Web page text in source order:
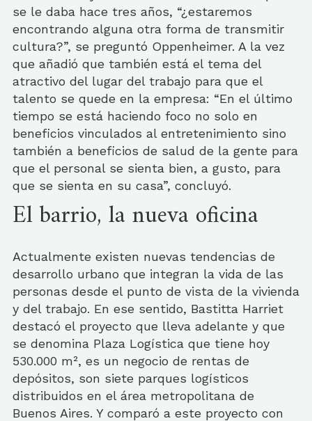
se le daba hace tres años, “¿estaremos
encontrando alguna otra forma de transmitir
cultura?”, se preguntó Oppenheimer. A la vez
que añadió que también está el tema del
atractivo del lugar del trabajo para que el
talento se quede en la empresa: “En el último
tiempo se está haciendo foco no solo en
beneficios vinculados al entretenimiento sino
también a beneficios de salud de la gente para
que el personal se sienta bien, a gusto, para
que se sienta en su casa”, concluyó.
El barrio, la nueva oficina
Actualmente existen nuevas tendencias de
desarrollo urbano que integran la vida de las
personas desde el punto de vista de la vivienda
y del trabajo. En ese sentido, Bastitta Harriet
destacó el proyecto que lleva adelante y que
se denomina Plaza Logística que tiene hoy
530.000 m², es un negocio de rentas de
depósitos, son siete parques logísticos
distribuidos en el área metropolitana de
Buenos Aires. Y comparó a este proyecto con